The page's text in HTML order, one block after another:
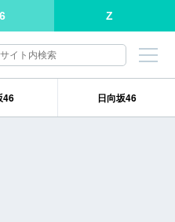
Z
46 日向坂46